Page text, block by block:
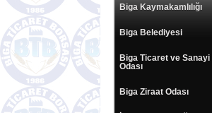
Biga Kaymakamlılığı
Biga Belediyesi
Biga Ticaret ve Sanayi
Odası
Biga Ziraat Odası